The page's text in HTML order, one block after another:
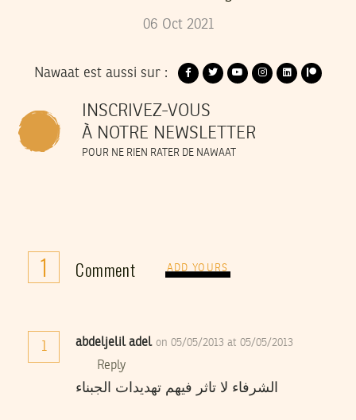
06 Oct 2021
Nawaat est aussi sur :
INSCRIVEZ-VOUS
À NOTRE NEWSLETTER
POUR NE RIEN RATER DE NAWAAT
1 Comment ADD YOURS
1 abdeljelil adel on 05/05/2013 at 05/05/2013
Reply
الشرفاء لا تاثر فيهم تهديدات الجبناء